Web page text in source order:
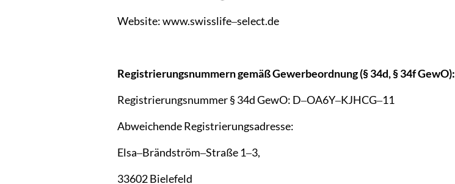
Website: www.swisslife‒select.de
Registrierungsnummern gemäß Gewerbeordnung (§ 34d, § 34f GewO):
Registrierungsnummer § 34d GewO: D‒OA6Y‒KJHCG‒11
Abweichende Registrierungsadresse:
Elsa‒Brändström‒Straße 1‒3,
33602 Bielefeld